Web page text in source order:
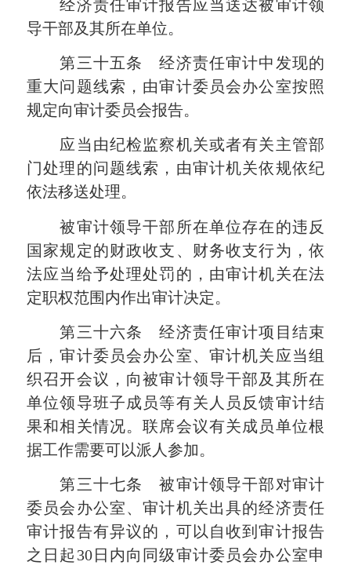
经济责任审计报告应当送达被审计领
导干部及其所在单位。
第三十五条 经济责任审计中发现的
重大问题线索，由审计委员会办公室按照
规定向审计委员会报告。
应当由纪检监察机关或者有关主管部
门处理的问题线索，由审计机关依规依纪
依法移送处理。
被审计领导干部所在单位存在的违反
国家规定的财政收支、财务收支行为，依
法应当给予处理处罚的，由审计机关在法
定职权范围内作出审计决定。
第三十六条 经济责任审计项目结束
后，审计委员会办公室、审计机关应当组
织召开会议，向被审计领导干部及其所在
单位领导班子成员等有关人员反馈审计结
果和相关情况。联席会议有关成员单位根
据工作需要可以派人参加。
第三十七条 被审计领导干部对审计
委员会办公室、审计机关出具的经济责任
审计报告有异议的，可以自收到审计报告
之日起30日内向同级审计委员会办公室申